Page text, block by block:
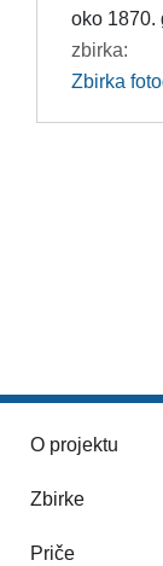
oko 1870.
zbirka:
Zbirka
O projektu
Zbirke
Priče